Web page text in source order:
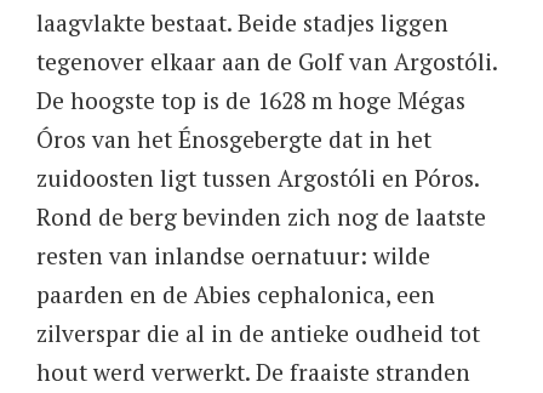
laagvlakte bestaat. Beide stadjes liggen
tegenover elkaar aan de Golf van Argostóli.
De hoogste top is de 1628 m hoge Mégas
Óros van het Énosgebergte dat in het
zuidoosten ligt tussen Argostóli en Póros.
Rond de berg bevinden zich nog de laatste
resten van inlandse oernatuur: wilde
paarden en de Abies cephalonica, een
zilverspar die al in de antieke oudheid tot
hout werd verwerkt. De fraaiste stranden